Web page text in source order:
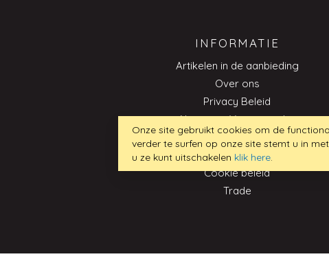
INFORMATIE
Artikelen in de aanbieding
Over ons
Privacy Beleid
Algemene Voorwaarden
Contact
Impressum
Cookie beleid
Trade
Onze site gebruikt cookies om de
verder te surfen op onze site stemt u in
u ze kunt uitschakelen klik here.